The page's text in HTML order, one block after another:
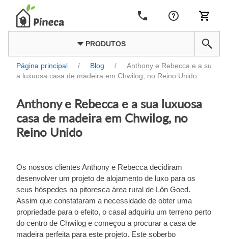
PRODUTOS
Página principal / Blog /
Anthony e Rebecca e a su
a luxuosa casa de madeira em Chwilog, no Reino Unido
Anthony e Rebecca e a sua luxuosa
casa de madeira em Chwilog, no
Reino Unido
Os nossos clientes Anthony e Rebecca decidiram
desenvolver um projeto de alojamento de luxo para os
seus hóspedes na pitoresca área rural de Lôn Goed.
Assim que constataram a necessidade de obter uma
propriedade para o efeito, o casal adquiriu um terreno perto
do centro de Chwilog e começou a procurar a casa de
madeira perfeita para este projeto. Este soberbo